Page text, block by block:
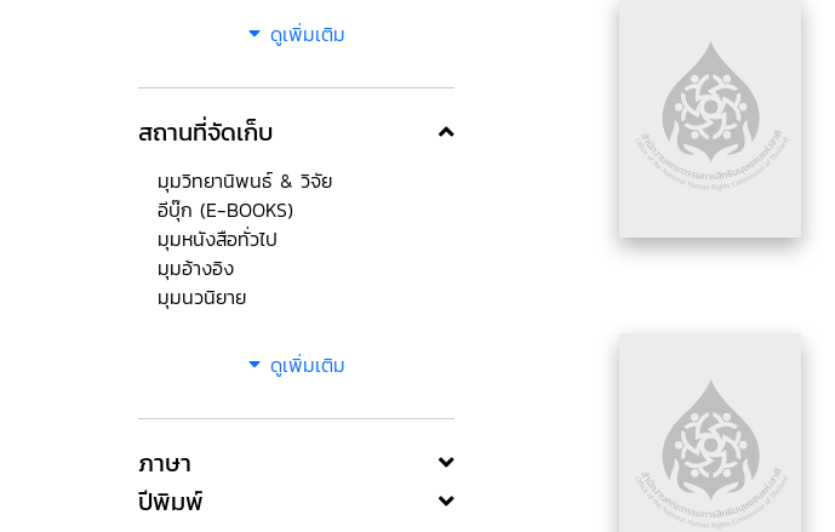
ดูเพิ่มเติม
สถานที่จัดเก็บ
มุมวิทยานิพนธ์ & วิจัย
อีบุ๊ก (E-BOOKS)
มุมหนังสือทั่วไป
มุมอ้างอิง
มุมนวนิยาย
ดูเพิ่มเติม
ภาษา
ปีพิมพ์